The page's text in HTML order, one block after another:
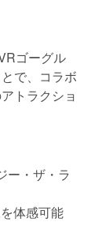
ゴーグル
で、コラボ
トラクショ
ー・ザ・ラ
体感可能